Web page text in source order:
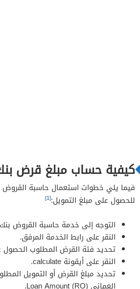
كيفية حساب مبلغ قرض
فيما يلي خطوات استعمال حاسبة
للحصول على مبلغ التمويل:[1]
التوجه إلى خدمة حاسبة القروض
النقر على رابط الخدمة المرفق.
تحديد فئة القرض المطلوب الحصول
النقر على أيقونة calculate.
تحديد مبلغ القرض أو التمويل
العماني Loan Amount (RO).